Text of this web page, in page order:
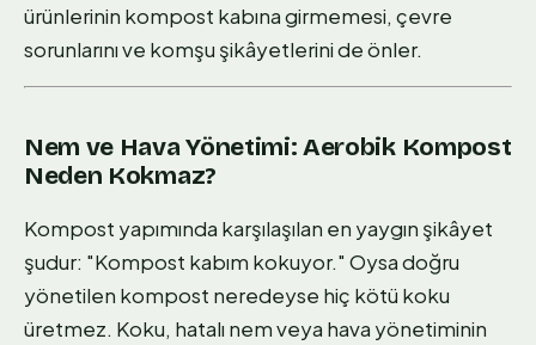
ürünlerinin kompost kabına girmemesi, çevre
sorunlarını ve komşu şikâyetlerini de önler.
Nem ve Hava Yönetimi: Aerobik Kompost
Neden Kokmaz?
Kompost yapımında karşılaşılan en yaygın şikâyet
şudur: "Kompost kabım kokuyor." Oysa doğru
yönetilen kompost neredeyse hiç kötü koku
üretmez. Koku, hatalı nem veya hava yönetiminin